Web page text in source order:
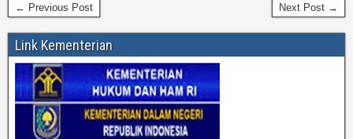
← Previous Post Next Post →
Link Kementerian